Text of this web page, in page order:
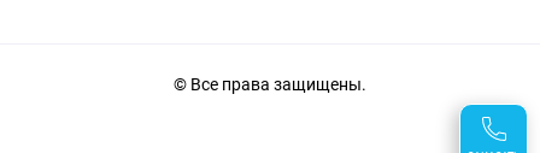
© Все права защищены.